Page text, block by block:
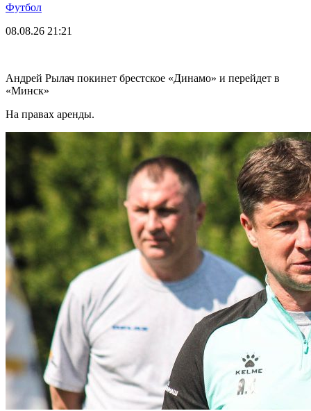
Футбол
08.08.26 21:21
Андрей Рылач покинет брестское «Динамо» и перейдет в
«Минск»
На правах аренды.